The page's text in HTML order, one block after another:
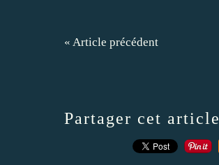
« Article précédent
Partager cet article